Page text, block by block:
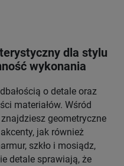
dla stylu
wykonania
o detale oraz
materiałów. Wśród
geometryczne
jak również
szkło i mosiądz,
detale sprawiają, że